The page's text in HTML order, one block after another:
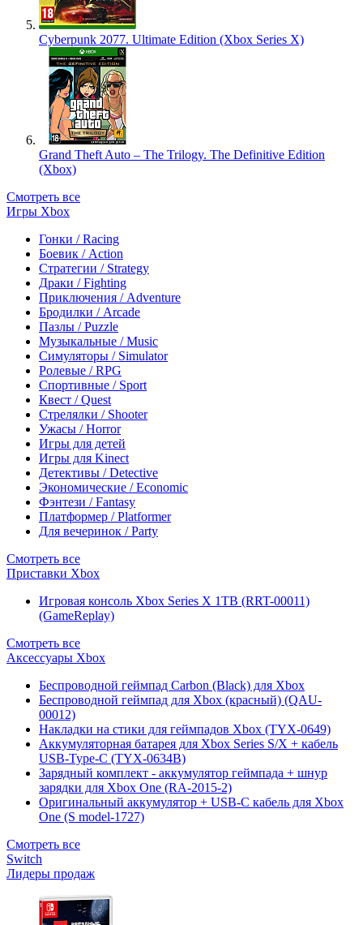
Cyberpunk 2077. Ultimate Edition (Xbox Series X)
Grand Theft Auto – The Trilogy. The Definitive Edition
(Xbox)
Смотреть все
Игры Xbox
Гонки / Racing
Боевик / Action
Стратегии / Strategy
Драки / Fighting
Приключения / Adventure
Бродилки / Arcade
Пазлы / Puzzle
Музыкальные / Music
Симуляторы / Simulator
Ролевые / RPG
Спортивные / Sport
Квест / Quest
Стрелялки / Shooter
Ужасы / Horror
Игры для детей
Игры для Kinect
Детективы / Detective
Экономические / Economic
Фэнтези / Fantasy
Платформер / Platformer
Для вечеринок / Party
Смотреть все
Приставки Xbox
Игровая консоль Xbox Series X 1TB (RRT-00011)
(GameReplay)
Смотреть все
Аксессуары Xbox
Беспроводной геймпад Carbon (Black) для Xbox
Беспроводной геймпад для Xbox (красный) (QAU-
00012)
Накладки на стики для геймпадов Xbox (TYX-0649)
Аккумуляторная батарея для Xbox Series S/X + кабель
USB-Type-C (TYX-0634B)
Зарядный комплект - аккумулятор геймпада + шнур
зарядки для Xbox One (RA-2015-2)
Оригинальный аккумулятор + USB-C кабель для Xbox
One (S model-1727)
Смотреть все
Switch
Лидеры продаж